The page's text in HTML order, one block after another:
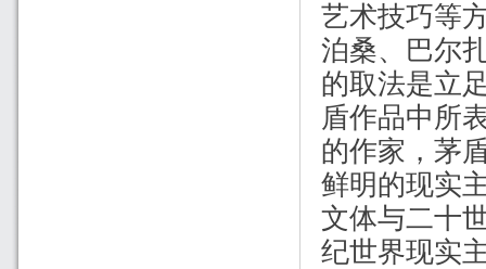
艺术技巧等
泊桑、巴尔
的取法是立
盾作品中所
的作家，茅
鲜明的现实
文体与二十
纪世界现实